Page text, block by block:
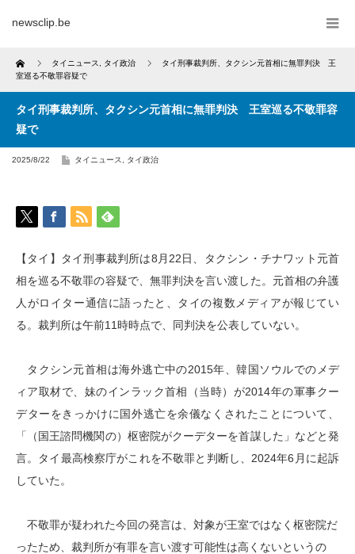
newsclip.be
Home タイニュース タイ政治
タイ刑事裁判所、タクシン元首相に無罪判決 王
室巡る不敬罪容疑で
タイ刑事裁判所、タクシン元首相に無罪判決 王室巡る不敬罪容
疑で
2025/8/22 タイニュース タイ政治
【タイ】タイ刑事裁判所は8月22日、タクシン・チナワット元首
相を巡る不敬罪の容疑で、無罪判決を言い渡した。元首相の弁護
人がロイター通信に語ったと、タイの複数メディアが報じてい
る。裁判所は午前11時時点で、同判決を公表していない。
タクシン元首相は海外逃亡中の2015年、韓国ソウルでのメデ
ィア取材で、妹のインラック首相（当時）が2014年の軍事クー
デターをきっかけに国外逃亡を余儀なくされたことについて、
「（国王諮問機関の）枢密院がクーデターを首謀した」などと発
言。タイ最高検察庁がこれを不敬罪と判断し、2024年6月に起訴
していた。
不敬罪が疑われた今回の発言は、対象が王室ではなく枢密院だ
ったため、裁判所が有罪を言い渡す可能性は高くないというの